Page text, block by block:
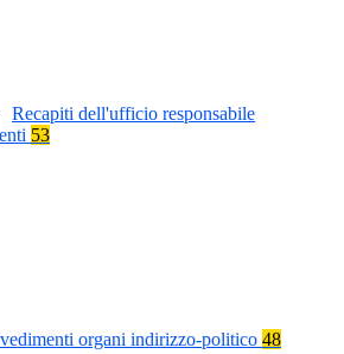
Recapiti dell'ufficio responsabile
53
organi indirizzo-politico 48